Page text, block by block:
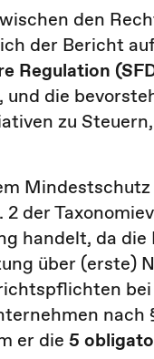
den
der Bericht
Regulation
, und die
zu
Mindestschutz
der
handelt, da
über (erste)
nach
er die 5